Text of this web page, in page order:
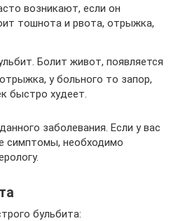
возникают, если он
тошнота и рвота, отрыжка,
Болит живот, появляется
у больного то запор,
быстро худеет.
заболевания. Если у вас
симптомы, необходимо
бульбита: